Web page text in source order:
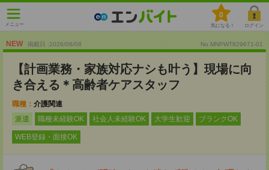
メニュー
0
気になる！ ログイン
NEW 掲載日 :2026/08/08 No.MNPWT829671-01
【計画業務・家族対応ナシも叶う】現場に向
き合える＊高齢者ケアスタッフ
職種： 介護関連
派遣
職種未経験OK 社会人未経験OK 大学生歓迎 ブランクOK
WEB登録・面接OK